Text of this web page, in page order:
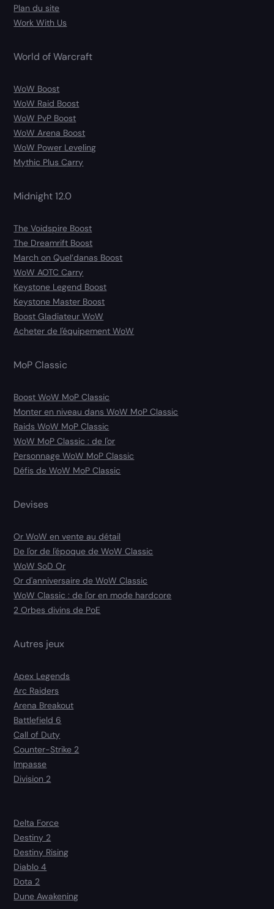
Plan du site
Work With Us
World of Warcraft
WoW Boost
WoW Raid Boost
WoW PvP Boost
WoW Arena Boost
WoW Power Leveling
Mythic Plus Carry
Midnight 12.0
The Voidspire Boost
The Dreamrift Boost
March on Quel’danas Boost
WoW AOTC Carry
Keystone Legend Boost
Keystone Master Boost
Boost Gladiateur WoW
Acheter de l'équipement WoW
MoP Classic
Boost WoW MoP Classic
Monter en niveau dans WoW MoP Classic
Raids WoW MoP Classic
WoW MoP Classic : de l'or
Personnage WoW MoP Classic
Défis de WoW MoP Classic
Devises
Or WoW en vente au détail
De l'or de l'époque de WoW Classic
WoW SoD Or
Or d'anniversaire de WoW Classic
WoW Classic : de l'or en mode hardcore
2 Orbes divins de PoE
Autres jeux
Apex Legends
Arc Raiders
Arena Breakout
Battlefield 6
Call of Duty
Counter-Strike 2
Impasse
Division 2
Delta Force
Destiny 2
Destiny Rising
Diablo 4
Dota 2
Dune Awakening